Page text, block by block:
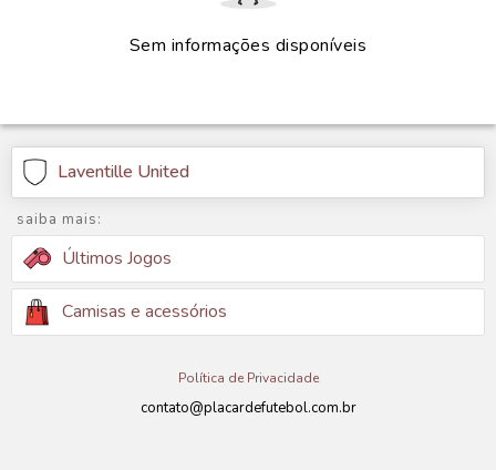
Sem informações disponíveis
Laventille United
saiba mais:
Últimos Jogos
Camisas e acessórios
Política de Privacidade
contato@placardefutebol.com.br